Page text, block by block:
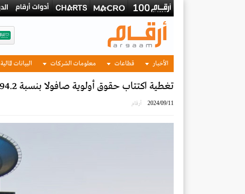
الأخبار قطاعات معلومات الشركات البيانات المالية
تغطية اكتتاب حقوق أولوية صافولا بنسبة 94.2 %
2024/09/11 أرقام